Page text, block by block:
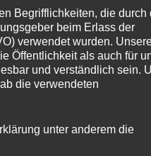
Begrifflichkeiten, die durch
beim Erlass der
verwendet wurden.
Öffentlichkeit als auch für
und verständlich sein.
die verwendeten
unter anderem die